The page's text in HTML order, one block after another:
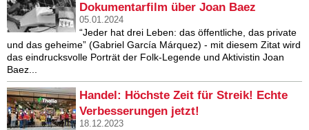
Dokumentarfilm über Joan Baez
05.01.2024
“Jeder hat drei Leben: das öffentliche, das private
und das geheime” (Gabriel García Márquez) - mit diesem Zitat wird
das eindrucksvolle Porträt der Folk-Legende und Aktivistin Joan
Baez...
Handel: Höchste Zeit für Streik! Echte
Verbesserungen jetzt!
18.12.2023